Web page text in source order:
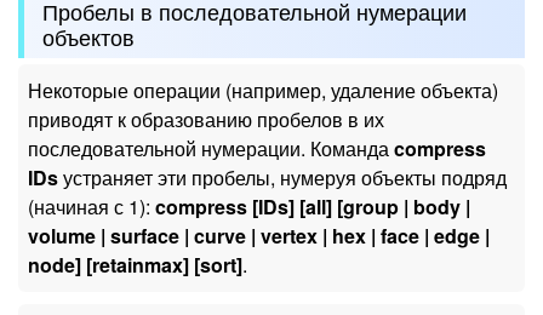
Пробелы в последовательной нумерации
объектов
Некоторые операции (например, удаление объекта)
приводят к образованию пробелов в их
последовательной нумерации. Командаcompress
IDsустраняет эти пробелы, нумеруя объекты подряд
(начиная с 1): compress [IDs] [all] [group | body |
volume | surface | curve | vertex | hex | face | edge |
node] [retainmax] [sort].